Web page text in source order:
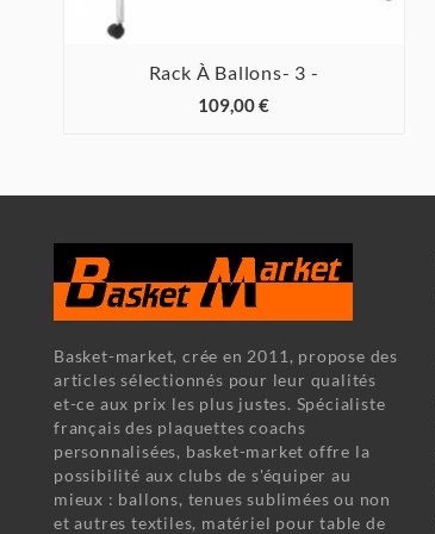
Rack À Ballons- 3 -
109,00 €
Basket-market, crée en 2011, propose des
articles sélectionnés pour leur qualités
et-ce aux prix les plus justes. Spécialiste
français des plaquettes coachs
personnalisées, basket-market offre la
possibilité aux clubs de s'équiper au
mieux : ballons, tenues sublimées ou non
et autres textiles, matériel pour table de